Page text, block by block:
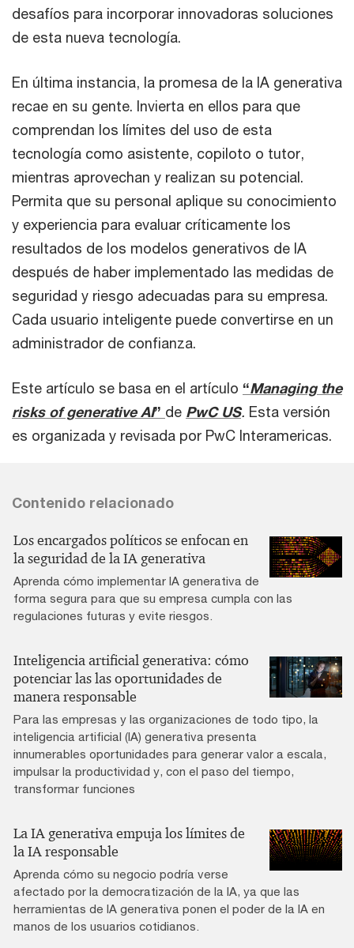
desafíos para incorporar innovadoras soluciones
de esta nueva tecnología.
En última instancia, la promesa de la IA generativa
recae en su gente. Invierta en ellos para que
comprendan los límites del uso de esta
tecnología como asistente, copiloto o tutor,
mientras aprovechan y realizan su potencial.
Permita que su personal aplique su conocimiento
y experiencia para evaluar críticamente los
resultados de los modelos generativos de IA
después de haber implementado las medidas de
seguridad y riesgo adecuadas para su empresa.
Cada usuario inteligente puede convertirse en un
administrador de confianza.
Este artículo se basa en el artículo “Managing the
risks of generative AI” de PwC US. Esta versión
es organizada y revisada por PwC Interamericas.
Contenido relacionado
Los encargados políticos se enfocan en
la seguridad de la IA generativa
Aprenda cómo implementar IA generativa de
forma segura para que su empresa cumpla con las
regulaciones futuras y evite riesgos.
Inteligencia artificial generativa: cómo
potenciar las las oportunidades de
manera responsable
Para las empresas y las organizaciones de todo tipo, la
inteligencia artificial (IA) generativa presenta
innumerables oportunidades para generar valor a escala,
impulsar la productividad y, con el paso del tiempo,
transformar funciones
La IA generativa empuja los límites de
la IA responsable
Aprenda cómo su negocio podría verse
afectado por la democratización de la IA, ya que las
herramientas de IA generativa ponen el poder de la IA en
manos de los usuarios cotidianos.